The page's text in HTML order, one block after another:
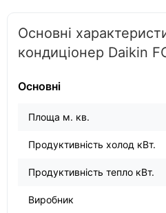
Основні
кондиціонер Daikin
Основні
Площа м. кв.
Продуктивність холод кВт.
Продуктивність тепло кВт.
Виробник